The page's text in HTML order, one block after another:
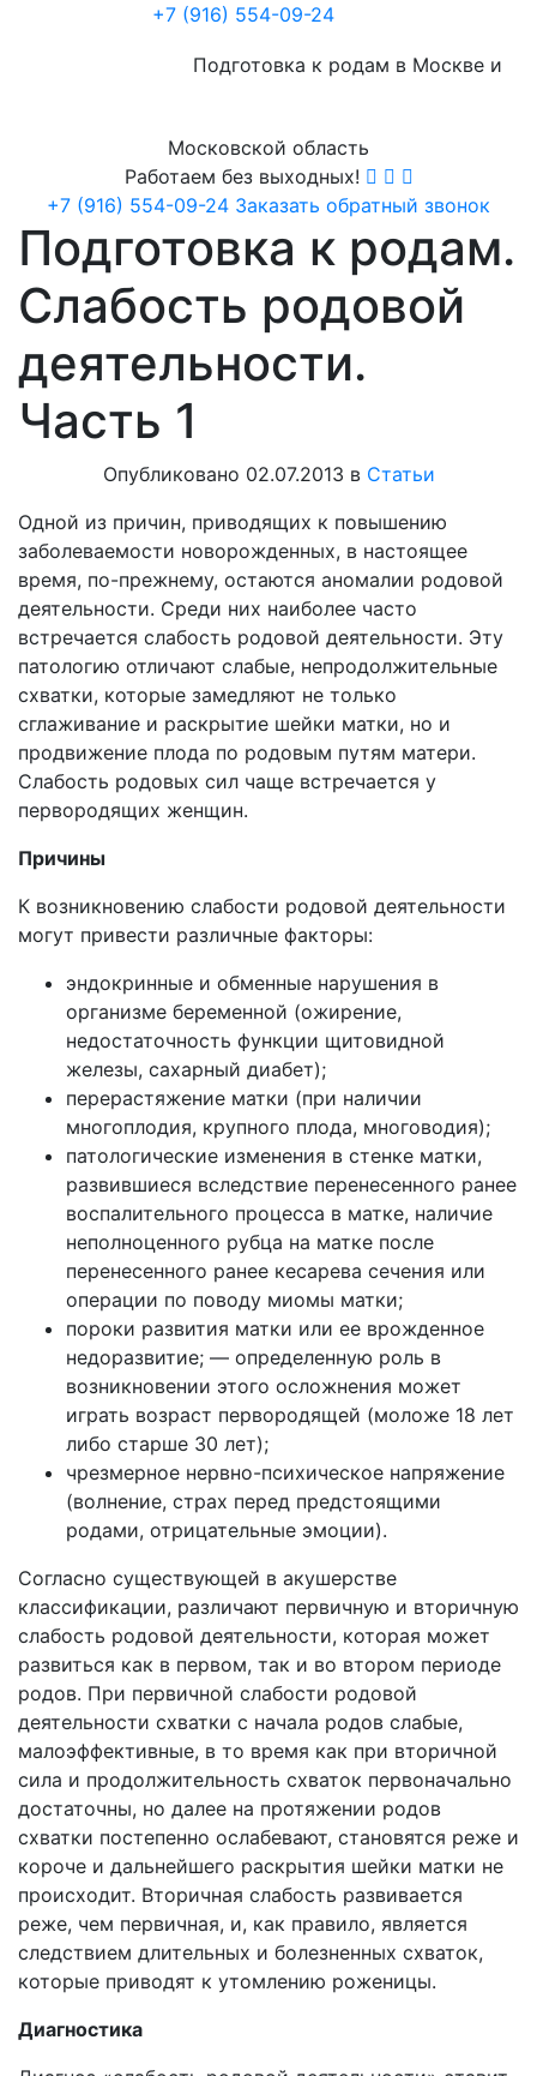
+7 (916) 554-09-24
Подготовка к родам в Москве и
Московской область
+7 (916) 554-09-24 Заказать обратный звонок
Работаем без выходных!
Подготовка к родам.
Слабость родовой
деятельности.
Часть 1
Опубликовано 02.07.2013 в Статьи
Одной из причин, приводящих к повышению
заболеваемости новорожденных, в настоящее
время, по-прежнему, остаются аномалии родовой
деятельности. Среди них наиболее часто
встречается слабость родовой деятельности. Эту
патологию отличают слабые, непродолжительные
схватки, которые замедляют не только
сглаживание и раскрытие шейки матки, но и
продвижение плода по родовым путям матери.
Слабость родовых сил чаще встречается у
первородящих женщин.
Причины
К возникновению слабости родовой деятельности
могут привести различные факторы:
эндокринные и обменные нарушения в
организме беременной (ожирение,
недостаточность функции щитовидной
железы, сахарный диабет);
перерастяжение матки (при наличии
многоплодия, крупного плода, многоводия);
патологические изменения в стенке матки,
развившиеся вследствие перенесенного ранее
воспалительного процесса в матке, наличие
неполноценного рубца на матке после
перенесенного ранее кесарева сечения или
операции по поводу миомы матки;
пороки развития матки или ее врожденное
недоразвитие; — определенную роль в
возникновении этого осложнения может
играть возраст первородящей (моложе 18 лет
либо старше 30 лет);
чрезмерное нервно-психическое напряжение
(волнение, страх перед предстоящими
родами, отрицательные эмоции).
Согласно существующей в акушерстве
классификации, различают первичную и вторичную
слабость родовой деятельности, которая может
развиться как в первом, так и во втором периоде
родов. При первичной слабости родовой
деятельности схватки с начала родов слабые,
малоэффективные, в то время как при вторичной
сила и продолжительность схваток первоначально
достаточны, но далее на протяжении родов
схватки постепенно ослабевают, становятся реже и
короче и дальнейшего раскрытия шейки матки не
происходит. Вторичная слабость развивается
реже, чем первичная, и, как правило, является
следствием длительных и болезненных схваток,
которые приводят к утомлению роженицы.
Диагностика